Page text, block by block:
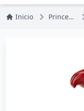
Inicio Princesas Disney